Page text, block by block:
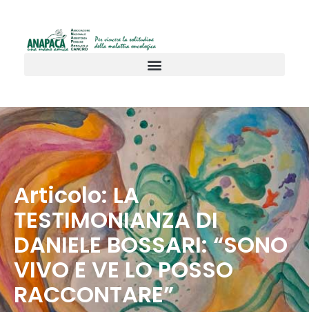
Articolo: LA
TESTIMONIANZA DI
DANIELE BOSSARI: “SONO
VIVO E VE LO POSSO
RACCONTARE”